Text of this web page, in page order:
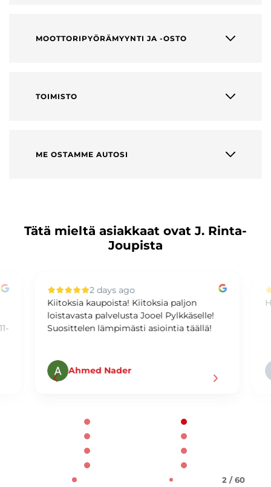
MOOTTORIPYÖRÄMYYNTI JA -OSTO
TOIMISTO
ME OSTAMME AUTOSI
Tätä mieltä asiakkaat ovat J. Rinta-
Joupista
2 days ago
Kiitoksia kaupoista! Kiitoksia paljon
loistavasta palvelusta Jooel Pylkkäselle!
Suosittelen lämpimästi asiointia täällä!
Ahmed Nader
2 / 60